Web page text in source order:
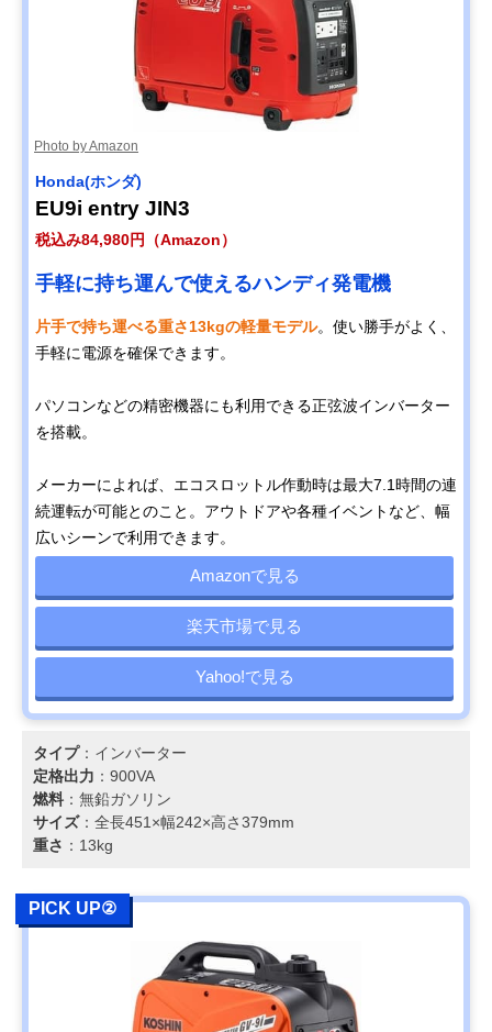
(Yamaha)
EF2500i
中小事業所の非常
用電源に適した発
電量
Amazonで見る
楽に移動できる大
Amazonで見る
Honda(ホンダ) エ
Amazonで見る
ナカトミ
(Nakatomi) カセッ
トボンベ式インバ
ーター発電機
EIGG-600D
非常時の備えに適
したカセットボン
Photo by Amazon
Honda(ホンダ)
EU9i entry JIN3
税込み84,980円（Amazon）
手軽に持ち運んで使えるハンディ発電機
片手で持ち運べる重さ13kgの軽量モデル。使い勝手がよく、
手軽に電源を確保できます。
パソコンなどの精密機器にも利用できる正弦波インバーター
を搭載。
メーカーによれば、エコスロットル作動時は最大7.1時間の連
続運転が可能とのこと。アウトドアや各種イベントなど、幅
広いシーンで利用できます。
Amazonで見る
楽天市場で見る
Yahoo!で見る
タイプ：インバーター
定格出力 ：900VA
燃料 ：無鉛ガソリン
サイズ：全長451×幅242×高さ379mm
重さ ：13kg
PICK UP②